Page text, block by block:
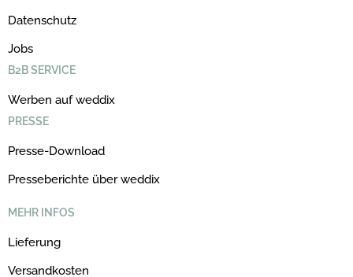
Datenschutz
Jobs
B2B SERVICE
Werben auf weddix
PRESSE
Presse-Download
Presseberichte über weddix
MEHR INFOS
Lieferung
Versandkosten